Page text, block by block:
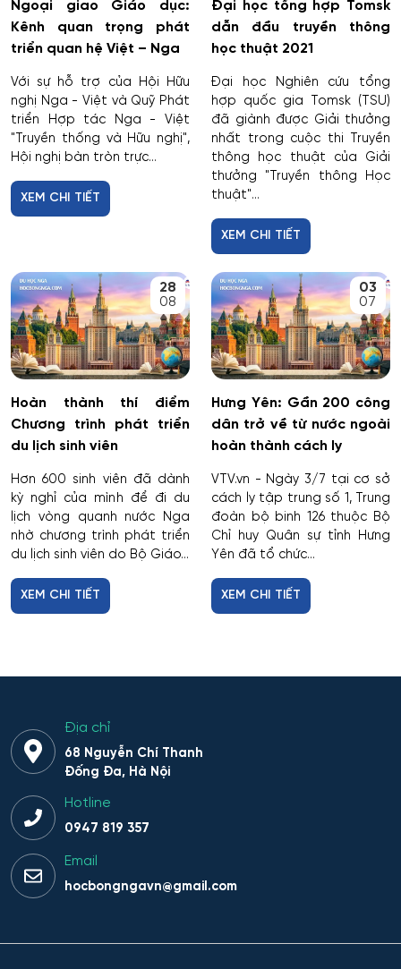
Ngoại giao Giáo dục:
Kênh quan trọng phát
triển quan hệ Việt – Nga
Với sự hỗ trợ của Hội Hữu
nghị Nga - Việt và Quỹ Phát
triển Hợp tác Nga - Việt
"Truyền thống và Hữu nghị",
Hội nghị bàn tròn trực...
XEM CHI TIẾT
Đại học tổng hợp Tomsk
dẫn đầu truyền thông
học thuật 2021
Đại học Nghiên cứu tổng
hợp quốc gia Tomsk (TSU)
đã giành được Giải thưởng
nhất trong cuộc thi Truyền
thông học thuật của Giải
thưởng "Truyền thông Học
thuật"...
XEM CHI TIẾT
28
08
Hoàn thành thí điểm
Chương trình phát triển
du lịch sinh viên
Hơn 600 sinh viên đã dành
kỳ nghỉ của mình để đi du
lịch vòng quanh nước Nga
nhờ chương trình phát triển
du lịch sinh viên do Bộ Giáo...
XEM CHI TIẾT
03
07
Hưng Yên: Gần 200 công
dân trở về từ nước ngoài
hoàn thành cách ly
VTV.vn - Ngày 3/7 tại cơ sở
cách ly tập trung số 1, Trung
đoàn bộ binh 126 thuộc Bộ
Chỉ huy Quân sự tỉnh Hưng
Yên đã tổ chức...
XEM CHI TIẾT
Địa chỉ
68 Nguyễn Chí Thanh
Đống Đa, Hà Nội
Hotline
0947 819 357
Email
hocbongngavn@gmail.com